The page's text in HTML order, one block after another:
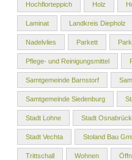
Hochflorteppich Holz
Laminat Landkreis Diepholz
Nadelvlies Parkett
Pflege- und Reinigungsmittel
Samtgemeinde Barnstorf
Samtgemeinde Siedenburg
Stadt Lohne Stadt Osnabrück
Stadt Vechta Stoland Bau
Trittschall Wohnen